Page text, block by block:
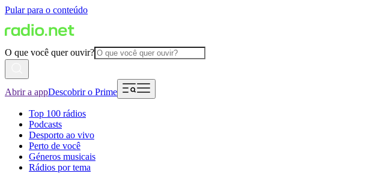
Pular para o conteúdo
O que você quer ouvir?
Abrir a appDescobrir o Prime
Top 100 rádios
Podcasts
Desporto ao vivo
Perto de você
Géneros musicais
Rádios por tema